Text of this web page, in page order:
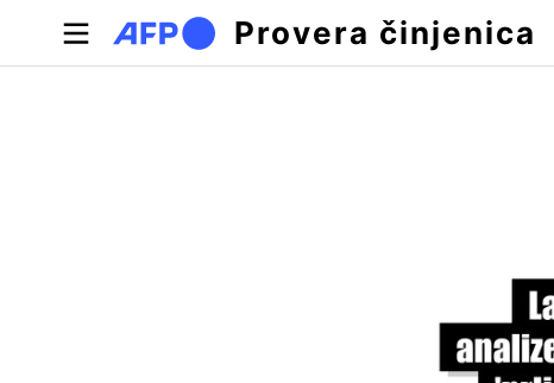
Skip to main content
Provera činjenica
Примарни табови